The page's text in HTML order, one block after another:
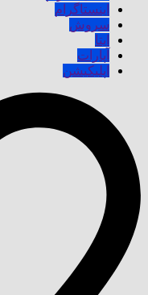
اینستاگرام
سروش
ایتا
آپارات
اپلیکیشن